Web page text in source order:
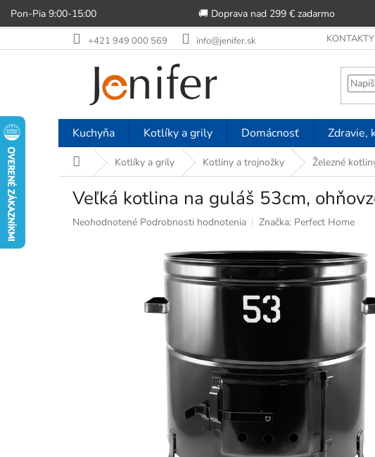
Pon-Pia 9:00-15:00 🚚 Doprava nad 299 € zadarmo
na
+421 949 000 569 info@jenifer.sk KONTAKTY
Kuchyňa Kotlíky a grily Domácnosť Zdravie,
DomovKotlíky a grily Kotliny a trojnožky Železné
Veľká kotlina na guláš 53cm,
Priemerné
Neohodnotené Podrobnosti hodnotenia Značka: Perfect Home